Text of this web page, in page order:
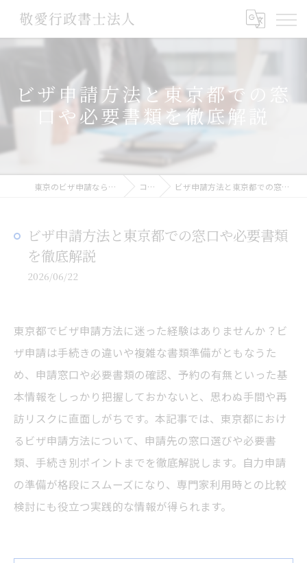
ビザ申請方法と東京都での窓
口や必要書類を徹底解説
東京のビザ申請なら敬愛行政書士法人 コラム ビザ申請方法と東京都での窓口や必要書類を徹底解説
ビザ申請方法と東京都での窓口や必要書類
を徹底解説
2026/06/22
東京都でビザ申請方法に迷った経験はありませんか？ビ
ザ申請は手続きの違いや複雑な書類準備がともなうた
め、申請窓口や必要書類の確認、予約の有無といった基
本情報をしっかり把握しておかないと、思わぬ手間や再
訪リスクに直面しがちです。本記事では、東京都におけ
るビザ申請方法について、申請先の窓口選びや必要書
類、手続き別ポイントまでを徹底解説します。自力申請
の準備が格段にスムーズになり、専門家利用時との比較
検討にも役立つ実践的な情報が得られます。